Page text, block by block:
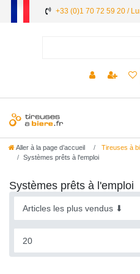
+33 (0)1 70 72 59 20 /
Aller à la page d’accueil Tireuses à
Systèmes prêts à l'emploi
Systèmes prêts à l'emploi